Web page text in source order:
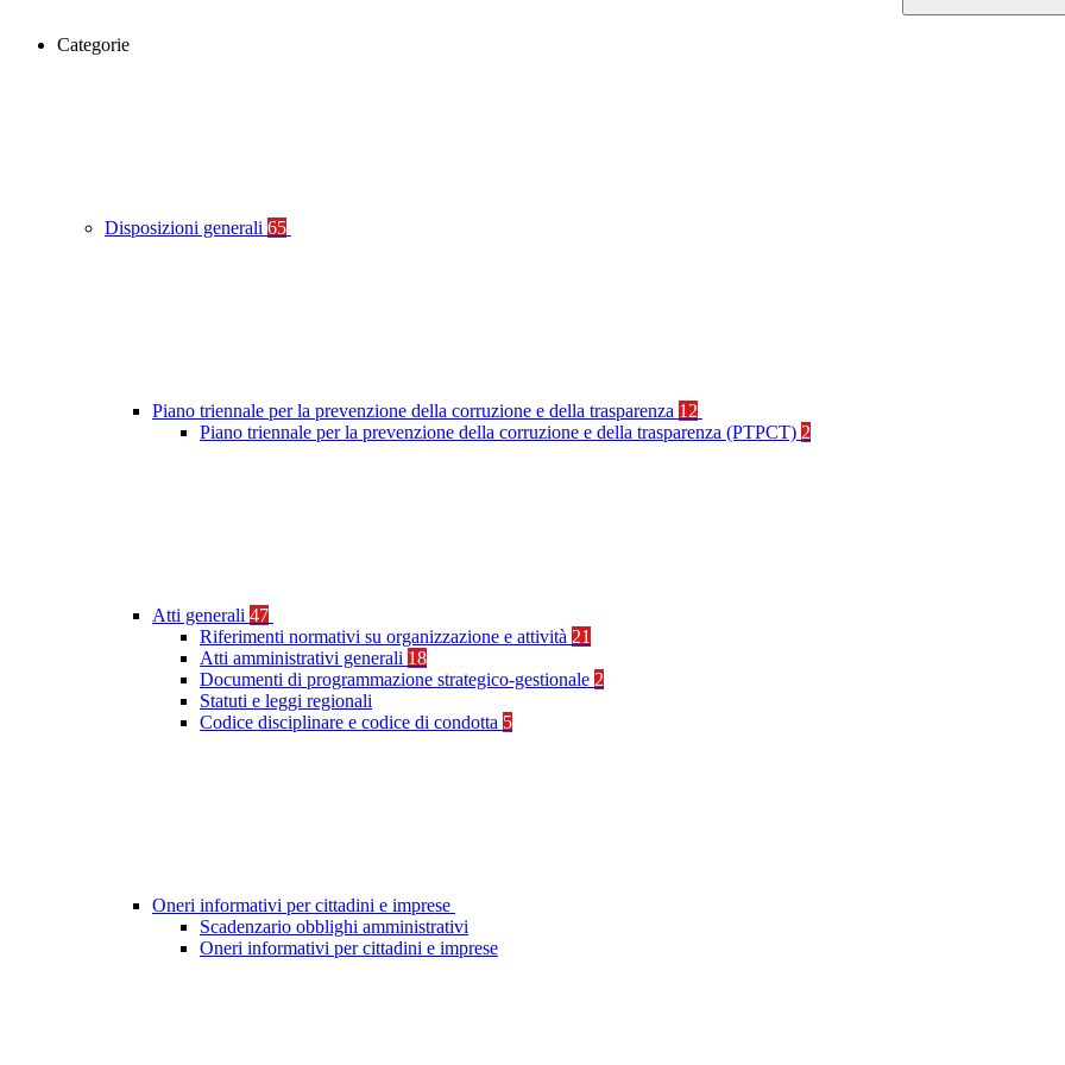
Categorie
Disposizioni generali 65
Piano triennale per la prevenzione della corruzione e della trasparenza 12
Piano triennale per la prevenzione della corruzione e della trasparenza (PTPCT) 2
Atti generali 47
Riferimenti normativi su organizzazione e attività 21
Atti amministrativi generali 18
Documenti di programmazione strategico-gestionale 2
Statuti e leggi regionali
Codice disciplinare e codice di condotta 5
Oneri informativi per cittadini e imprese
Scadenzario obblighi amministrativi
Oneri informativi per cittadini e imprese